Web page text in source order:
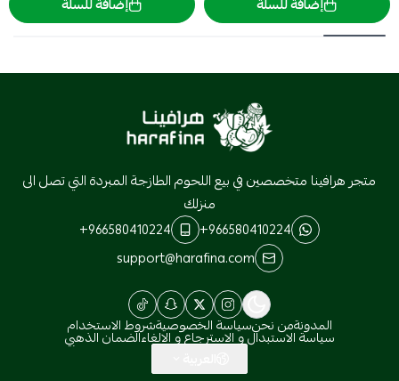
متجر هرافينا متخصصين في بيع اللحوم الطازجة المبردة التي تصل الى
منزلك
+966580410224
+966580410224
support@harafina.com
المدونةمن نحنسياسة الخصوصيةشروط الاستخدام
سياسة الاستبدال و الاسترجاع و الالغاءالضمان الذهبي